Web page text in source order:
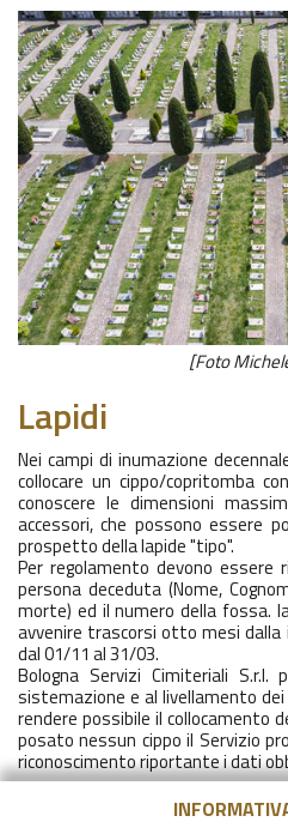
[Foto
Lapidi
Nei campi di inumazione
collocare un cippo/copritomba
conoscere le dimensioni
accessori, che possono essere
prospetto della lapide "tipo".
Per regolamento devono
persona deceduta (Nome,
morte) ed il numero della fossa.
avvenire trascorsi otto mesi dalla
dal 01/11 al 31/03.
Bologna Servizi Cimiteriali S.r.l.
sistemazione e al livellamento
rendere possibile il collocamento
posato nessun cippo il Servizio
riconoscimento riportante i dati